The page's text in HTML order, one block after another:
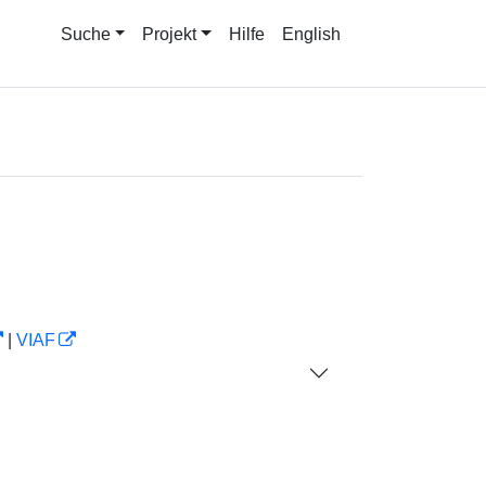
Suche Projekt Hilfe English
VIAF